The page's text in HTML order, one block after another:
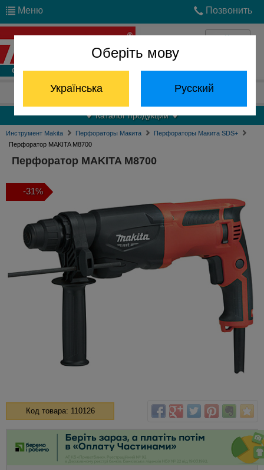
Оберіть мову
Українська Русский
Меню Позвонить
Войти
Отдел запчастей: (068) 824-24-24
Каталог продукции
Инструмент Makita Перфораторы Макита
Перфораторы Макита SDS+
Перфоратор MAKITA M8700
Перфоратор MAKITA M8700
-31%
Код товара: 110126